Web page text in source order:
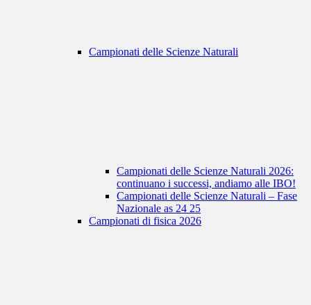
Campionati delle Scienze Naturali
Campionati delle Scienze Naturali 2026:
continuano i successi, andiamo alle IBO!
Campionati delle Scienze Naturali – Fase
Nazionale as 24 25
Campionati di fisica 2026